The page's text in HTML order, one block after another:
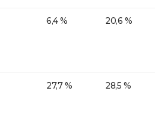
6,4 % 20,6 %
27,7 % 28,5 %